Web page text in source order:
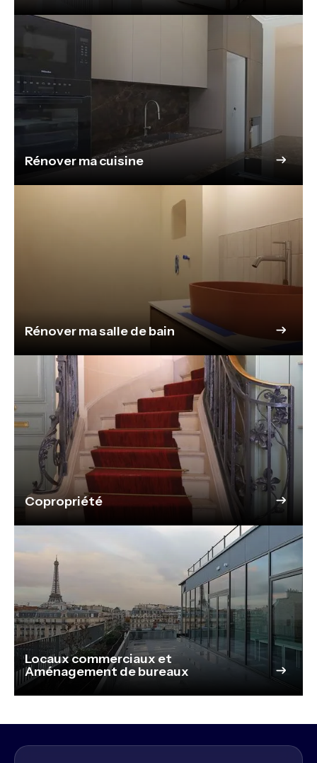
Rénover ma cuisine
Rénover ma salle de bain
Copropriété
Locaux commerciaux et
Aménagement de bureaux